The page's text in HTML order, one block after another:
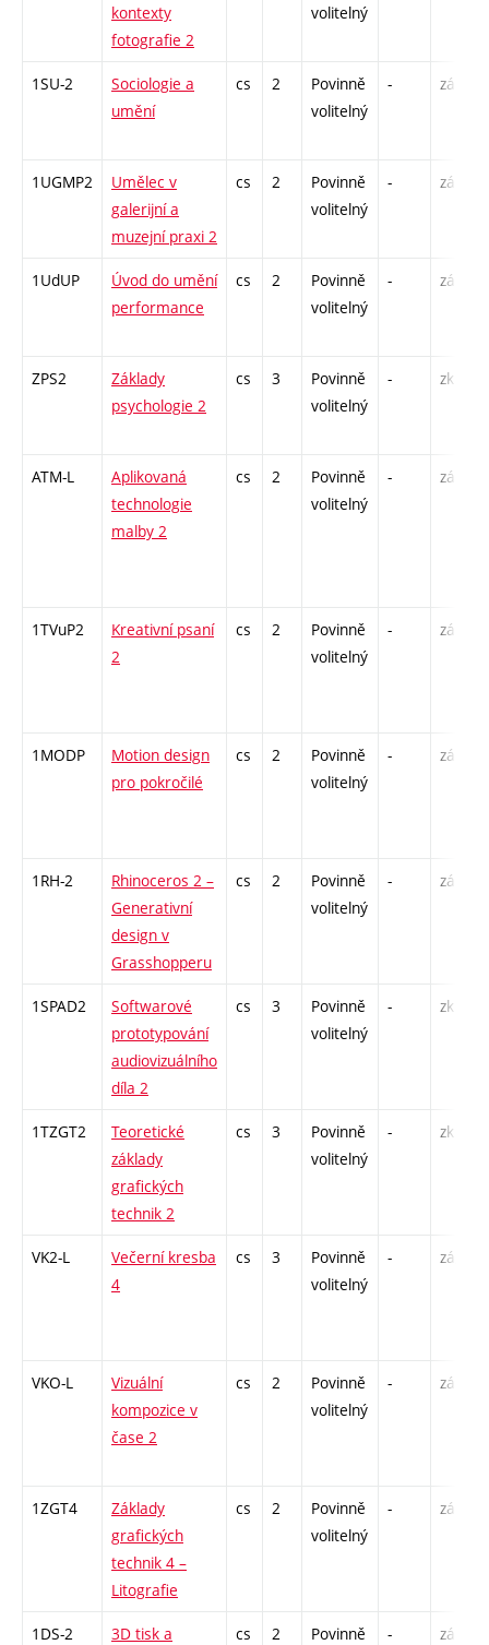
kontexty
fotografie 2
volitelný
1SU-2
Sociologie a
umění
cs 2
Povinně
volitelný
- zá
1UGMP2
Umělec v
galerijní a
muzejní praxi 2
cs 2
Povinně
volitelný
- zá
1UdUP
Úvod do umění
performance
cs 2
Povinně
volitelný
- zá
ZPS2
Základy
psychologie 2
cs 3
Povinně
volitelný
- zk
ATM-L
Aplikovaná
technologie
malby 2
cs 2
Povinně
volitelný
- zá
1TVuP2
Kreativní psaní
2
cs 2
Povinně
volitelný
- zá
1MODP
Motion design
pro pokročilé
cs 2
Povinně
volitelný
- zá
1RH-2
Rhinoceros 2 –
Generativní
design v
Grasshopperu
cs 2
Povinně
volitelný
- zá
1SPAD2
Softwarové
prototypování
audiovizuálního
díla 2
cs 3
Povinně
volitelný
- zk
1TZGT2
Teoretické
základy
grafických
technik 2
cs 3
Povinně
volitelný
- zk
VK2-L
Večerní kresba
4
cs 3
Povinně
volitelný
- zá,zk
VKO-L
Vizuální
kompozice v
čase 2
cs 2
Povinně
volitelný
- zá
1ZGT4
Základy
grafických
technik 4 –
Litografie
cs 2
Povinně
volitelný
- zá
1DS-2
3D tisk a
cs 2
Povinně
- zá